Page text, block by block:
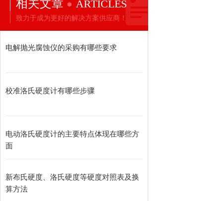
相关文章 ARTICLES
致力于成为更好的解决方案供应商！
电解抛光腐蚀仪的采购有哪些要求
校准洛氏硬度计有哪些步骤
电动洛氏硬度计的主要特点体现在哪些方
面
新布氏硬度、洛氏硬度等硬度对照表及换
算方法